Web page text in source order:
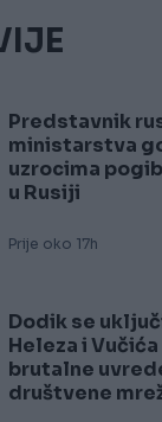
Predstavnik
ministarstva
uzrocima
u Rusiji
Prije oko 17h
Dodik se
Heleza i
brutalne
društvene